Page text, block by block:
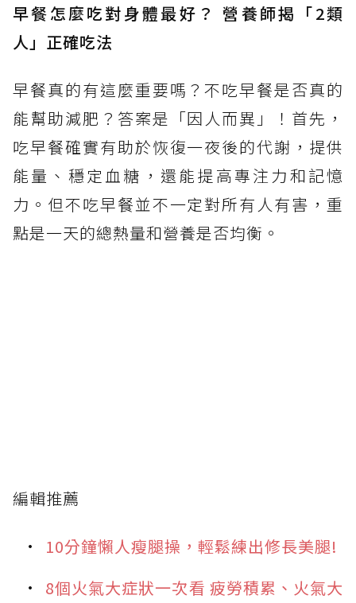
早餐怎麼吃對身體最好？ 營養師揭「2類
人」正確吃法
早餐真的有這麼重要嗎？不吃早餐是否真的
能幫助減肥？答案是「因人而異」！首先，
吃早餐確實有助於恢復一夜後的代謝，提供
能量、穩定血糖，還能提高專注力和記憶
力。但不吃早餐並不一定對所有人有害，重
點是一天的總熱量和營養是否均衡。
編輯推薦
10分鐘懶人瘦腿操，輕鬆練出修長美腿!
8個火氣大症狀一次看 疲勞積累、火氣大